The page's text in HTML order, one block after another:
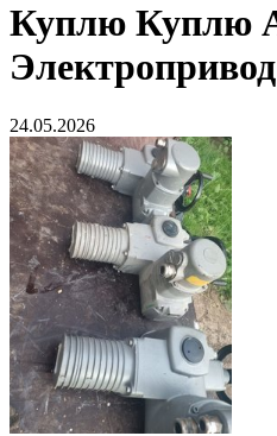
Куплю Куплю
24.05.2026